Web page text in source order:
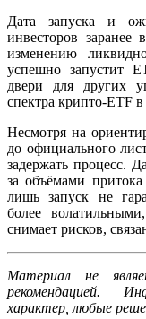
Дата запуска и
инвесторов
изменению
успешно запустит
двери для других
спектра крипто-ETF
Несмотря на
до официального
задержать процесс.
за объёмами
лишь запуск не
более
снимает рисков,
Материал не
рекомендацией.
характер, любые